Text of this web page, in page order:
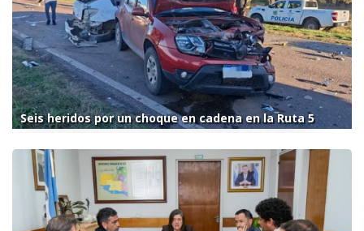
Seis heridos por un choque en cadena en la Ruta 5